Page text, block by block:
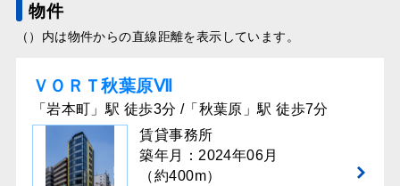
物件
（）内は物件からの直線距離を表示しています。
ＶＯＲＴ秋葉原Ⅶ
「岩本町」駅 徒歩3分 /「秋葉原」駅 徒歩7分
賃貸事務所
築年月：2024年06月
（約400m）